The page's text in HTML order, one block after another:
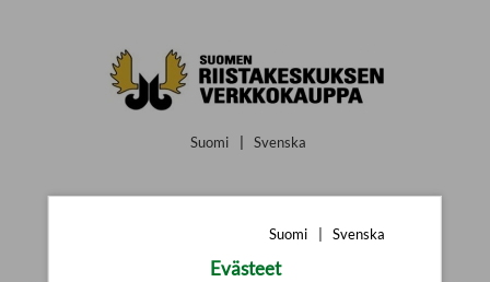
Suomi Svenska
Suomi Svenska
Evästeet